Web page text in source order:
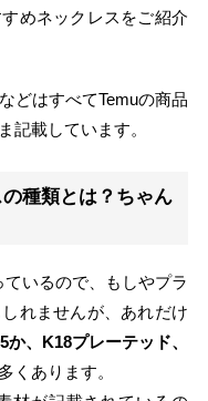
めネックレスをご紹介
どはすべてTemuの商品
記載しています。
種類とは？ちゃん
いるので、もしやプラ
れませんが、あれだけ
か、K18プレーテッド、
くあります。